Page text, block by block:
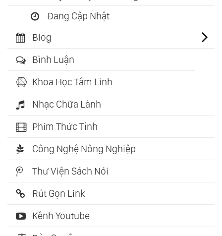
Đang Cập Nhật
Blog
Bình Luận
Khoa Học Tâm Linh
Nhạc Chữa Lành
Phim Thức Tỉnh
Công Nghệ Nông Nghiệp
Thư Viện Sách Nói
Rút Gọn Link
Kênh Youtube